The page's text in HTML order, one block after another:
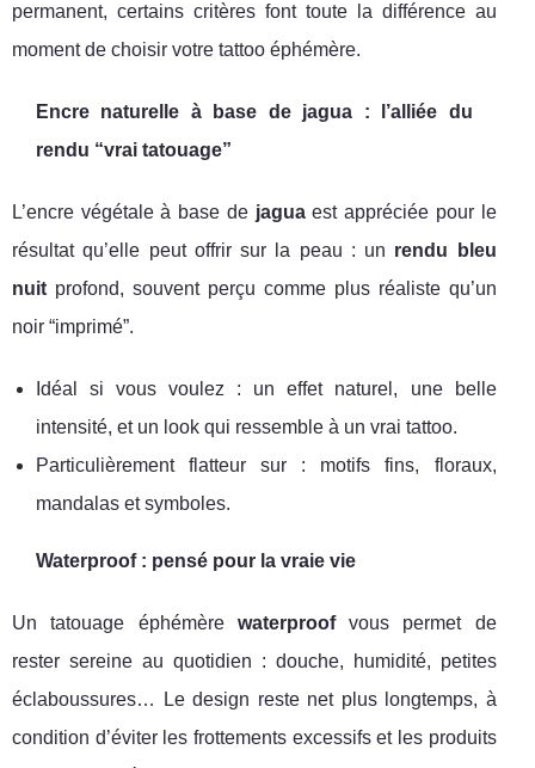
permanent, certains critères font toute la différence au
moment de choisir votre tattoo éphémère.
Encre naturelle à base de jagua : l’alliée du
rendu “vrai tatouage”
L’encre végétale à base de jaguaest appréciée pour le
résultat qu’elle peut offrir sur la peau : un rendu bleu
nuit profond, souvent perçu comme plus réaliste qu’un
noir “imprimé”.
Idéal si vous voulez : un effet naturel, une belle
intensité, et un look qui ressemble à un vrai tattoo.
Particulièrement flatteur sur : motifs fins, floraux,
mandalas et symboles.
Waterproof : pensé pour la vraie vie
Un tatouage éphémère waterproofvous permet de
rester sereine au quotidien : douche, humidité, petites
éclaboussures… Le design reste net plus longtemps, à
condition d’éviter les frottements excessifs et les produits